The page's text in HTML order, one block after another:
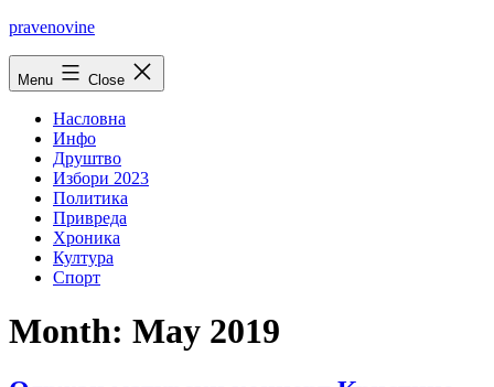
Skip
pravenovine
Menu Close
Насловна
Инфо
Друштво
Избори 2023
Политика
Привреда
Хроника
Култура
Спорт
Month: May 2019